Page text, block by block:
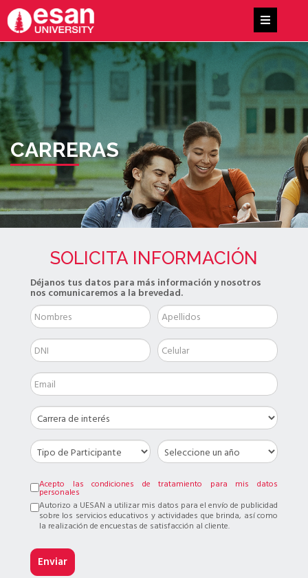
CARRERAS
SOLICITA INFORMACIÓN
Déjanos tus datos para más información y nosotros
nos comunicaremos a la brevedad.
Acepto las condiciones de tratamiento para mis datos
personales
Autorizo a UESAN a utilizar mis datos para el envío de publicidad
sobre los servicios educativos y actividades que brinda, así como
la realización de encuestas de satisfacción al cliente.